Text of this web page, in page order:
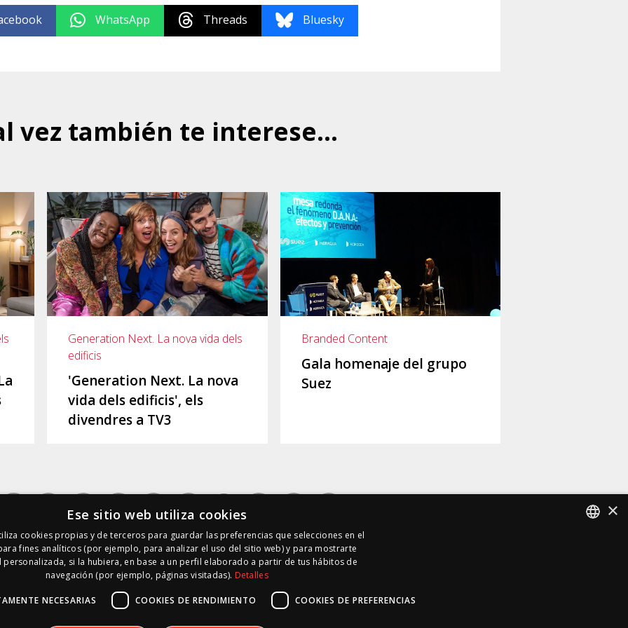
WhatsApp Threads Bluesky
vez también te interese...
Generation Next. La nova vida dels
edificis
'Generation Next. La nova
vida dels edificis', els
divendres a TV3
Branded Content
Gala homenaje del grupo
Suez
×
Ese sitio web utiliza cookies
cookies propias y de terceros para guardar las preferencias que selecciones en el
fines analíticos (por ejemplo, para analizar el uso del sitio web) y para mostrarte
si la hubiera, en base a un perfil elaborado a partir de tus hábitos de
navegación (por ejemplo, páginas visitadas). Detalles
NECESARIAS COOKIES DE RENDIMIENTO COOKIES DE PREFERENCIAS